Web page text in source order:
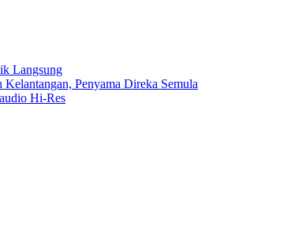
Langsung
Penyama Direka Semula
Hi-Res